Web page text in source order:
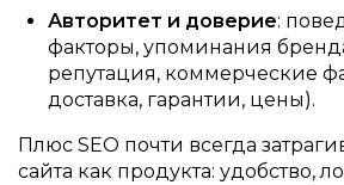
Авторитет и доверие:
факторы, упоминания
репутация, коммерческие
доставка, гарантии, цены).
Плюс SEO почти всегда
сайта как продукта: удобство,